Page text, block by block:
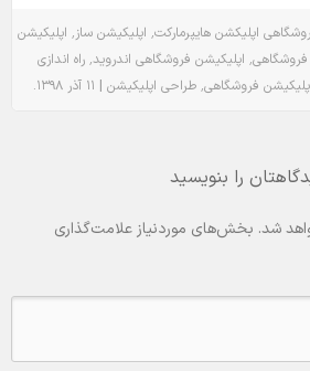
اپلیکشن هایپرمارکت٬ اپلیکیشن ساز٬ اپلیکیشن
فروشگاهی٬ اپلیکیشن فروشگاهی اندروید٬ راه اندازی
فروشگاهی٬ طراحی اپلیکیشن | ۱۱ آذر ۱۳۹۸ .
را بنویسید
شد. بخش‌های موردنیاز علامت‌گذاری